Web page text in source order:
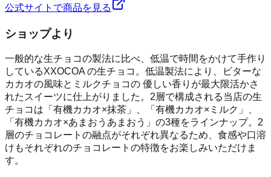
公式サイトで商品を見る
ショップより
一般的な生チョコの製法に比べ、低温で時間をかけて手作り
しているXXOCOA の生チョコ。低温製法により、ビターな
カカオの風味とミルクチョコの 優しい香りが最大限活かさ
れたスイーツに仕上がりました。2層で構成される当店の生
チョコは「有機カカオ×抹茶」、「有機カカオ×ミルク」、
「有機カカオ×あまおうあまおう」の3種をラインナップ。2
層のチョコレートの融点がそれぞれ異なるため、食感や口溶
けもそれぞれのチョコレートの特徴をお楽しみいただけま
す。